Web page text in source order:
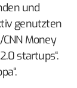
und
genutzten
Money
startups“.